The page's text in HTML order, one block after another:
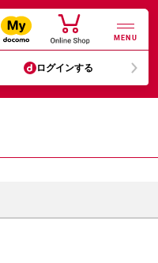
MENU
ログインする